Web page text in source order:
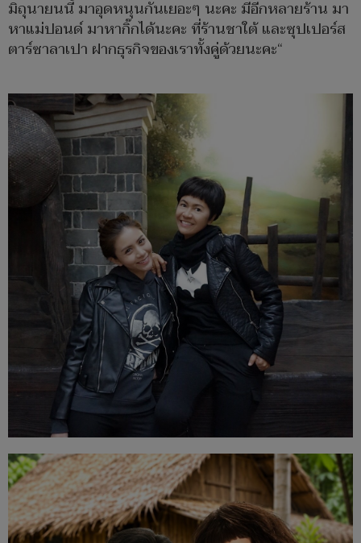
มิถุนายนนี้ มาอุดหนุนกันเยอะๆ นะคะ มีอีกหลายร้าน มา
หาแม่ปอนด์ มาหากิ๊กได้นะคะ ที่ร้านชาใต้ และซุปเปอร์ส
ตาร์ซาลาเปา ฝากธุรกิจของเราทั้งคู่ด้วยนะคะ“